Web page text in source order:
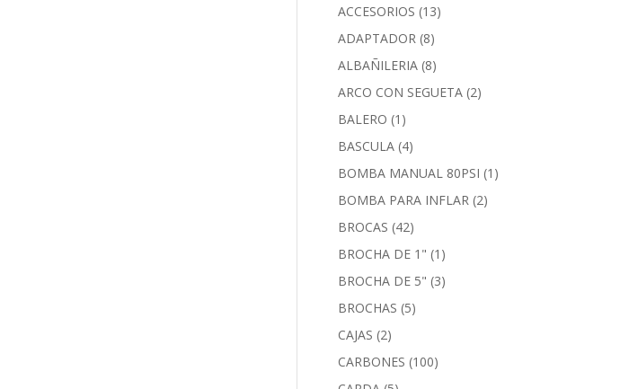
ACCESORIOS (13)
ADAPTADOR (8)
ALBAÑILERIA (8)
ARCO CON SEGUETA (2)
BALERO (1)
BASCULA (4)
BOMBA MANUAL 80PSI (1)
BOMBA PARA INFLAR (2)
BROCAS (42)
BROCHA DE 1" (1)
BROCHA DE 5" (3)
BROCHAS (5)
CAJAS (2)
CARBONES (100)